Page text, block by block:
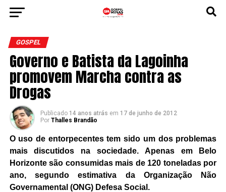
GOSPEL
Governo e Batista da Lagoinha
promovem Marcha contra as
Drogas
Publicado 14 anos atrás em 17 de junho de 2012
Por Thalles Brandão
O uso de entorpecentes tem sido um dos problemas
mais discutidos na
sociedade. Apenas em Belo
Horizonte são consumidas mais de 120 toneladas por
ano, segundo estimativa da Organização Não
Governamental (ONG) Defesa Social.